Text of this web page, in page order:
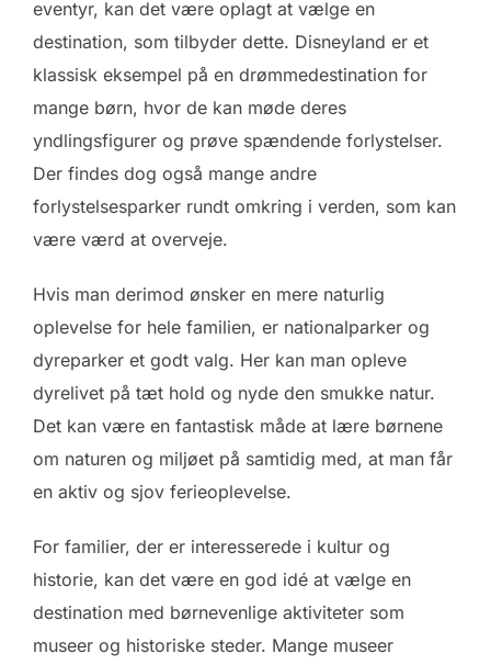
eventyr, kan det være oplagt at vælge en
destination, som tilbyder dette. Disneyland er et
klassisk eksempel på en drømmedestination for
mange børn, hvor de kan møde deres
yndlingsfigurer og prøve spændende forlystelser.
Der findes dog også mange andre
forlystelsesparker rundt omkring i verden, som kan
være værd at overveje.
Hvis man derimod ønsker en mere naturlig
oplevelse for hele familien, er nationalparker og
dyreparker et godt valg. Her kan man opleve
dyrelivet på tæt hold og nyde den smukke natur.
Det kan være en fantastisk måde at lære børnene
om naturen og miljøet på samtidig med, at man får
en aktiv og sjov ferieoplevelse.
For familier, der er interesserede i kultur og
historie, kan det være en god idé at vælge en
destination med børnevenlige aktiviteter som
museer og historiske steder. Mange museer